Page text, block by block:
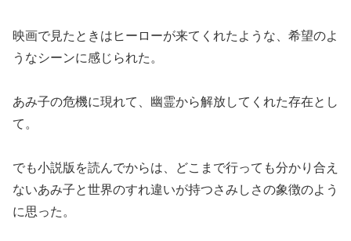
映画で見たときはヒーローが来てくれたような、希望のよ
うなシーンに感じられた。
あみ子の危機に現れて、幽霊から解放してくれた存在とし
て。
でも小説版を読んでからは、どこまで行っても分かり合え
ないあみ子と世界のすれ違いが持つさみしさの象徴のよう
に思った。